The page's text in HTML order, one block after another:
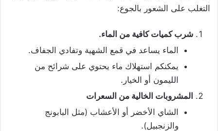
التغلب على الشعور بالجوع:
شرب كميات كافية من الماء.
الماء يساعد في قمع الشهية وتفادي الجفاف.
يمكنكم استهلاك ماء يحتوي على شرائح من
الليمون أو الخيار.
المشروبات الخالية من السعرات
الشاي الأخضر أو الأعشاب (مثل البابونج
والزنجبيل).